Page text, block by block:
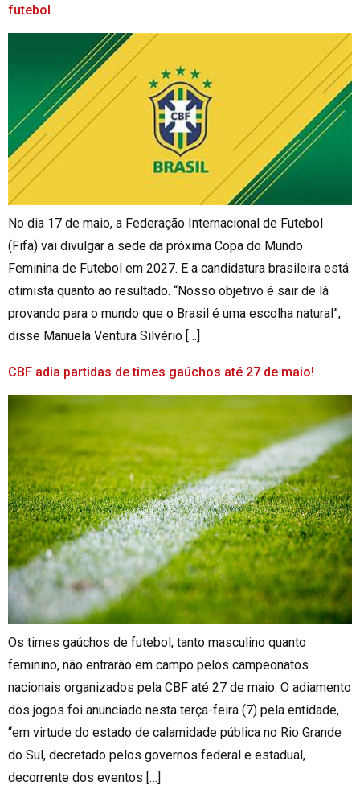
futebol
No dia 17 de maio, a Federação Internacional de Futebol
(Fifa) vai divulgar a sede da próxima Copa do Mundo
Feminina de Futebol em 2027. E a candidatura brasileira está
otimista quanto ao resultado. “Nosso objetivo é sair de lá
provando para o mundo que o Brasil é uma escolha natural”,
disse Manuela Ventura Silvério […]
CBF adia partidas de times gaúchos até 27 de maio!
Os times gaúchos de futebol, tanto masculino quanto
feminino, não entrarão em campo pelos campeonatos
nacionais organizados pela CBF até 27 de maio. O adiamento
dos jogos foi anunciado nesta terça-feira (7) pela entidade,
“em virtude do estado de calamidade pública no Rio Grande
do Sul, decretado pelos governos federal e estadual,
decorrente dos eventos […]